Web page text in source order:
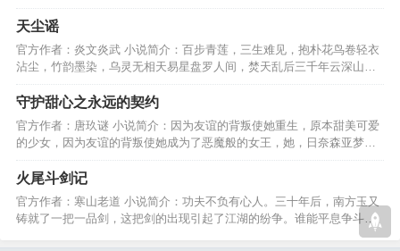
是否能依然初心不改？…
天尘谣
官方作者：炎文炎武 小说简介：百步青莲，三生难见，抱朴花鸟卷轻衣
沾尘，竹韵墨染，乌灵无相天易星盘罗人间，焚天乱后三千年云深山出
少年，南来一剑传人间…
守护甜心之永远的契约
官方作者：唐玖谜 小说简介：因为友谊的背叛使她重生，原本甜美可爱
的少女，因为友谊的背叛使她成为了恶魔般的女王，她，日奈森亚梦，
是时候该进行复仇了。…
火尾斗剑记
官方作者：寒山老道 小说简介：功夫不负有心人。三十年后，南方玉又
铸就了一把一品剑，这把剑的出现引起了江湖的纷争。谁能平息争斗是